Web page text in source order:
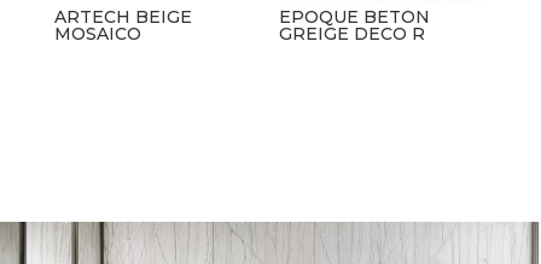
ARTECH BEIGE
MOSAICO
EPOQUE BETON
GREIGE DECO R